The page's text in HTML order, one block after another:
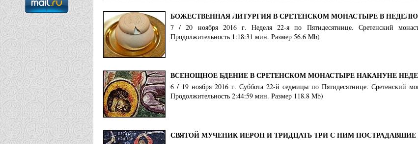
БОЖЕСТВЕННАЯ ЛИТУРГИЯ В СРЕТЕНСКОМ МОНАСТЫРЕ В
7 / 20 ноября 2016 г. Неделя 22-я по Пятидесятнице. Сретенский
Продолжительность 1:18:31 мин. Размер 56.6 Mb)
ВСЕНОЩНОЕ БДЕНИЕ В СРЕТЕНСКОМ МОНАСТЫРЕ НАКАНУНЕ
6 / 19 ноября 2016 г. Суббота 22-й седмицы по Пятидесятнице. Сретенский
Продолжительность 2:44:59 мин. Размер 118.8 Mb)
СВЯТОЙ МУЧЕНИК ИЕРОН И ТРИДЦАТЬ ТРИ С НИМ